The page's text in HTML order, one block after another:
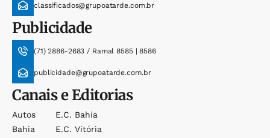
classificados@grupoatarde.com.br
Publicidade
(71) 2886-2683 / Ramal 8585 | 8586
publicidade@grupoatarde.com.br
Canais e Editorias
Autos
Bahia
E.c. Bahia
E.c. Vitória